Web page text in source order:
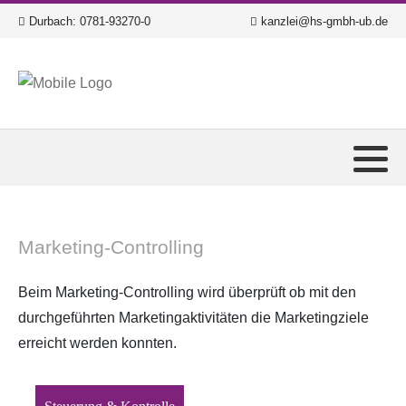
Durbach: 0781-93270-0 kanzlei@hs-gmbh-ub.de
Marketing-Controlling
Beim Marketing-Controlling wird überprüft ob mit den
durchgeführten Marketingaktivitäten die Marketingziele
erreicht werden konnten.